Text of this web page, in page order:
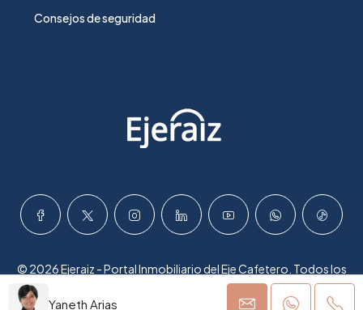
Yaneth Arias
Consejos de seguridad
© 2026 Ejeraiz - Portal Inmobiliario del Eje Cafetero. Todos los
derechos reservados.